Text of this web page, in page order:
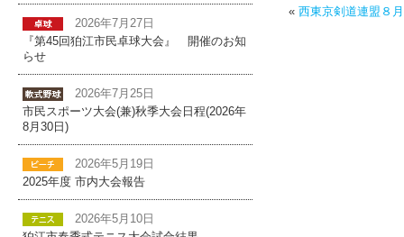
« 西東京剣道連盟８
2026年7月27日
『第45回狛江市民卓球大会』 開催のお知
らせ
2026年7月25日
市民スポーツ大会(兼)秋季大会日程(2026年
8月30日)
2026年5月19日
2025年度 市内大会報告
2026年5月10日